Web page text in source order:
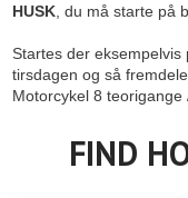
HUSK, du må starte på
Startes der
tirsdagen og så
Motorcykel 8 teorigange
FIND